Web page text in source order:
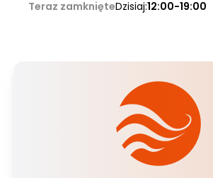
Teraz zamknięteDzisiaj:12:00-19:00